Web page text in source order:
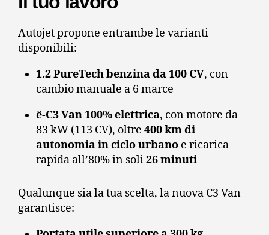
Autojet propone entrambe le varianti
disponibili:
1.2 PureTech benzina da 100 CV, con
cambio manuale a 6 marce
ë-C3 Van 100% elettrica, con motore da
83 kW (113 CV), oltre 400 km di
autonomia in ciclo urbano e ricarica
rapida all’80% in soli26 minuti
Qualunque sia la tua scelta, la nuova C3 Van
garantisce: